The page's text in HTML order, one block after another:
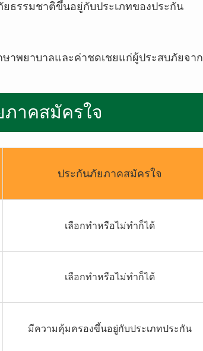
ธรรมชาติขึ้นอยู่กับประเภทของประกัน
าพยาบาลและค่าชดเชยแก่ผู้ประสบภัยจาก
ภาคสมัครใจ
ประกันภัยภาคสมัครใจ
เลือกทำหรือไม่ทำก็ได้
เลือกทำหรือไม่ทำก็ได้
มีความคุ้มครองขึ้นอยู่กับประเภทประกัน